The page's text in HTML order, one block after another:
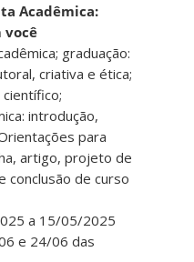
Acadêmica:
você
graduação:
criativa e ética;
introdução,
para
artigo, projeto de
conclusão de curso
a 15/05/2025
e 24/06 das